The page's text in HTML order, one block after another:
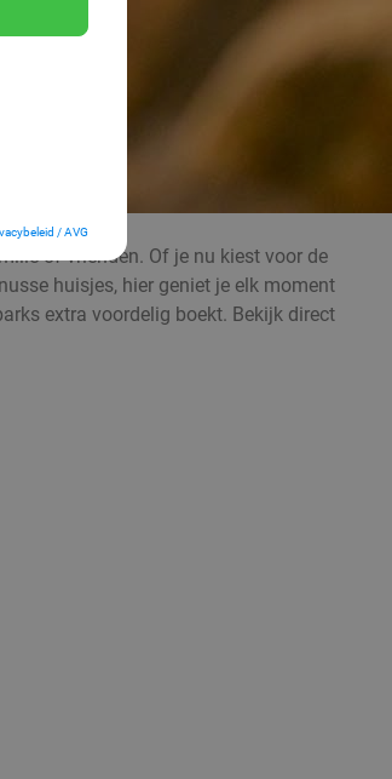
/ AVG
of vrienden. Of je nu kiest voor de
huisjes, hier geniet je elk moment
extra voordelig boekt. Bekijk direct